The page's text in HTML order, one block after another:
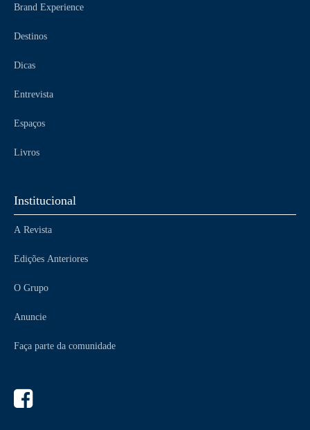
Brand Experience
Destinos
Dicas
Entrevista
Espaços
Livros
Institucional
A Revista
Edições Anteriores
O Grupo
Anuncie
Faça parte da comunidade